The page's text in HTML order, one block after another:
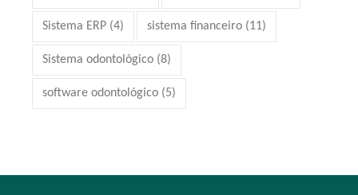
Sistema ERP (4) sistema financeiro (11)
Sistema odontológico (8)
software odontológico (5)